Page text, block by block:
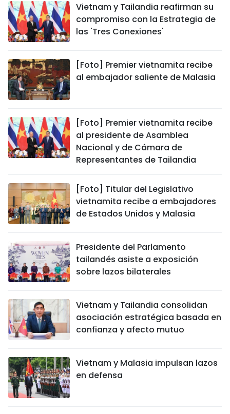
Vietnam y Tailandia reafirman su
compromiso con la Estrategia de
las 'Tres Conexiones'
[Foto] Premier vietnamita recibe
al embajador saliente de Malasia
[Foto] Premier vietnamita recibe
al presidente de Asamblea
Nacional y de Cámara de
Representantes de Tailandia
[Foto] Titular del Legislativo
vietnamita recibe a embajadores
de Estados Unidos y Malasia
Presidente del Parlamento
tailandés asiste a exposición
sobre lazos bilaterales
Vietnam y Tailandia consolidan
asociación estratégica basada en
confianza y afecto mutuo
Vietnam y Malasia impulsan lazos
en defensa